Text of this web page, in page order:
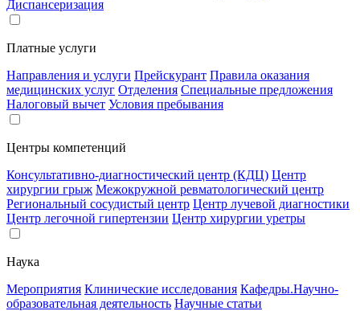
Диспансеризация
Платные услуги
Направления и услуги Прейскурант Правила оказания
медицинских услуг Отделения Специальные предложения
Налоговый вычет Условия пребывания
Центры компетенций
Консультативно-диагностический центр (КДЦ) Центр
хирургии грыж Межокружной ревматологический центр
Региональный сосудистый центр Центр лучевой диагностики
Центр легочной гипертензии Центр хирургии уретры
Наука
Мероприятия Клинические исследования Кафедры.Научно-
образовательная деятельность Научные статьи